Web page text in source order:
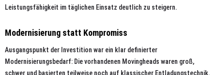
Leistungsfähigkeit im täglichen Einsatz deutlich zu steigern.
Modernisierung statt Kompromiss
Ausgangspunkt der Investition war ein klar definierter
Modernisierungsbedarf: Die vorhandenen Movingheads waren groß,
schwer und basierten teilweise noch auf klassischer Entladungstechnik.